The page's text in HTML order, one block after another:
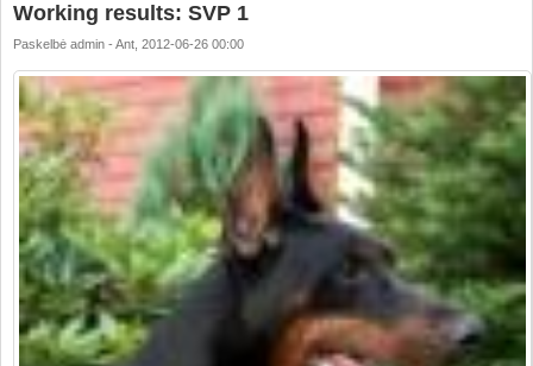
Working results: SVP 1
Paskelbė admin - Ant, 2012-06-26 00:00